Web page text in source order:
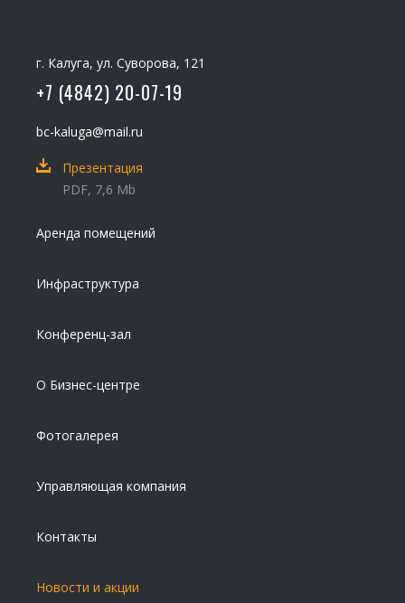
г. Калуга, ул. Суворова, 121
+7 (4842) 20-07-19
bc-kaluga@mail.ru
Презентация
PDF, 7,6 Mb
Аренда помещений
Инфраструктура
Конференц-зал
О Бизнес-центре
Фотогалерея
Управляющая компания
Контакты
Новости и акции